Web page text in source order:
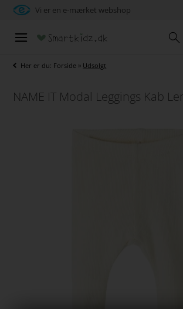
Vi er en e-mærket webshop
Her er du: Forside » Udsolgt
NAME IT Modal Leggings Kab